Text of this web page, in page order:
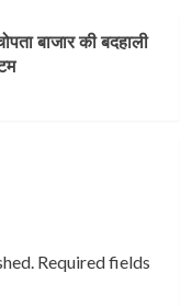
बाजार की बदहाली
Required fields